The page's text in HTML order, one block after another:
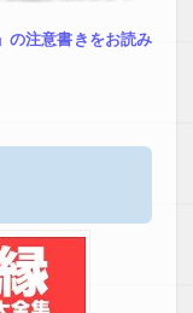
の注意書きをお読み